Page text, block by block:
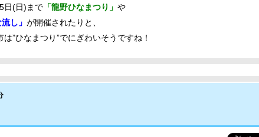
日(日)まで 「龍野ひなまつり」 や
し」 が開催されたりと、
”ひなまつり”でにぎわいそうですね！